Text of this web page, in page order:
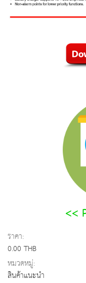
<<
ราคา:
0.00 THB
หมวดหมู่:
สินค้าแนะนำ